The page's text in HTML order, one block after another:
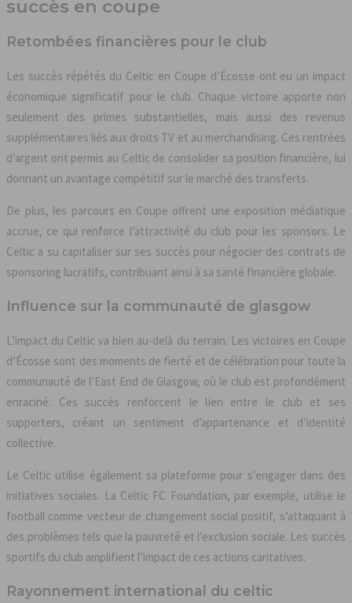
succès en coupe
Retombées financières pour le club
Les succès répétés du Celtic en Coupe d’Écosse ont eu un impact
économique significatif pour le club. Chaque victoire apporte non
seulement des primes substantielles, mais aussi des revenus
supplémentaires liés aux droits TV et au merchandising. Ces rentrées
d’argent ont permis au Celtic de consolider sa position financière, lui
donnant un avantage compétitif sur le marché des transferts.
De plus, les parcours en Coupe offrent une exposition médiatique
accrue, ce qui renforce l’attractivité du club pour les sponsors. Le
Celtic a su capitaliser sur ses succès pour négocier des contrats de
sponsoring lucratifs, contribuant ainsi à sa santé financière globale.
Influence sur la communauté de glasgow
L’impact du Celtic va bien au-delà du terrain. Les victoires en Coupe
d’Écosse sont des moments de fierté et de célébration pour toute la
communauté de l’East End de Glasgow, où le club est profondément
enraciné. Ces succès renforcent le lien entre le club et ses
supporters, créant un sentiment d’appartenance et d’identité
collective.
Le Celtic utilise également sa plateforme pour s’engager dans des
initiatives sociales. La Celtic FC Foundation, par exemple, utilise le
football comme vecteur de changement social positif, s’attaquant à
des problèmes tels que la pauvreté et l’exclusion sociale. Les succès
sportifs du club amplifient l’impact de ces actions caritatives.
Rayonnement international du celtic